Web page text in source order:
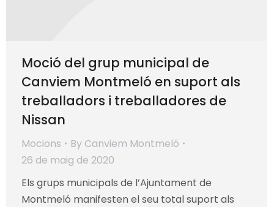
Moció del grup municipal de
Canviem Montmeló en suport als
treballadors i treballadores de
Nissan
Mocions By Canviem Montmeló
26 de maig de 2020
Els grups municipals de l’Ajuntament de
Montmeló manifesten el seu total suport als